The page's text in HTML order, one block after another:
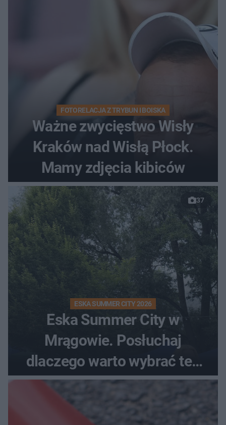
FOTORELACJA Z TRYBUN I BOISKA
Ważne zwycięstwo Wisły
Kraków nad Wisłą Płock.
Mamy zdjęcia kibiców
37
ESKA SUMMER CITY 2026
Eska Summer City w
Mrągowie. Posłuchaj
dlaczego warto wybrać ten
kierunek na urlop!